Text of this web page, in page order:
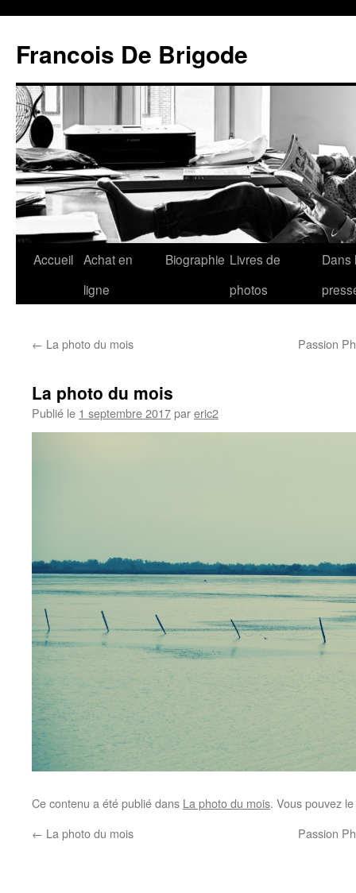
Francois De Brigode
Accueil Achat en
ligne
Biographie Livres de
photos
Dans
← La photo du mois Passion
La photo du mois
Publié le 1 septembre 2017pareric2
Ce contenu a été publié dans La photo du mois. Vous pouvez
← La photo du mois Passion